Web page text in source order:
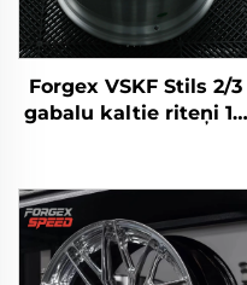
Forgex VSKF Stils 2/3
gabalu kaltie riteņi 18
Lexus IS300 Nissan
350Z 370Z GS300 S13
R32